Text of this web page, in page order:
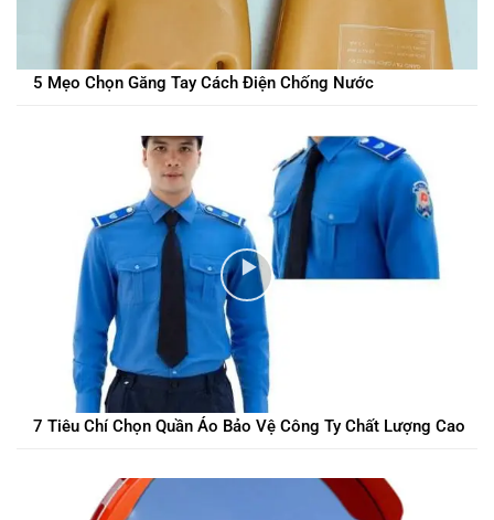
5 Mẹo Chọn Găng Tay Cách Điện Chống Nước
7 Tiêu Chí Chọn Quần Áo Bảo Vệ Công Ty Chất Lượng Cao